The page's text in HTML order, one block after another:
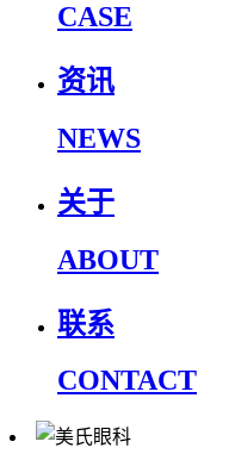
CASE
资讯
NEWS
关于
ABOUT
联系
CONTACT